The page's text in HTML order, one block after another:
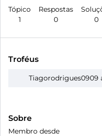
Tópico
1
Respostas
0
0
Troféus
Tiagorodrigues0909
Sobre
Membro desde